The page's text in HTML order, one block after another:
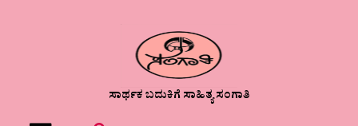
ಸಾರ್ಥಕ ಬದುಕಿಗೆ ಸಾಹಿತ್ಯ ಸಂಗಾತಿ